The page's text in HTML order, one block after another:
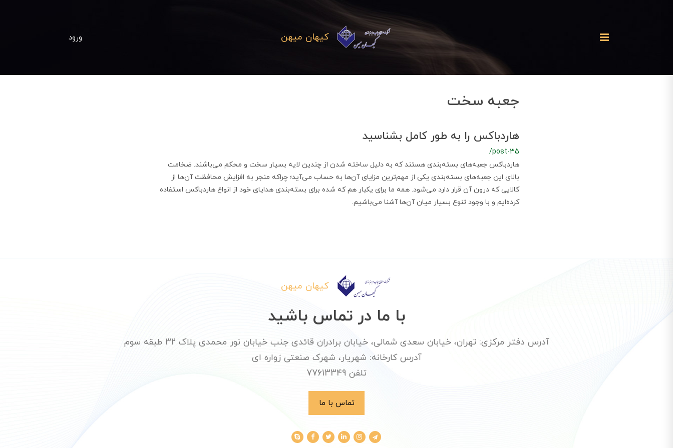
کیهان میهن ورود
جعبه سخت
هاردباکس را به طور کامل بشناسید
/post-35
هاردباکس جعبه‌های بسته‌بندی هستند که به دلیل ساخته شدن از چندین لایه بسیار سخت و محکم می‌باشند. ضخامت
بالای این جعبه‌های بسته‌بندی یکی از مهم‌ترین مزایای آن‌ها به حساب می‌آید؛ چراکه منجر به افزایش محافظت آن‌ها از
کالایی که درون آن قرار دارد می‌شود. همه ما برای یکبار هم که شده برای بسته‌بندی هدایای خود از انواع هاردباکس استفاده
کرده‌ایم و با وجود تنوع بسیار میان آن‌ها آشنا می‌باشیم.
کیهان میهن
با ما در تماس باشید
آدرس دفتر مرکزی: تهران، خیابان سعدی شمالی، خیابان برادران قائدی جنب خیابان نور محمدی پلاک 32 طبقه سوم
آدرس کارخانه: شهریار، شهرک صنعتی زواره ای
تلفن 77613349
تماس با ما